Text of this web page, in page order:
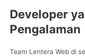
Developer
Pengalaman
Team Lentera Web di